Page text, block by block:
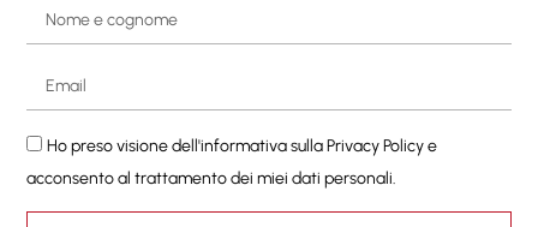
Ho preso visione dell'informativa sullaPrivacy Policye
acconsento al trattamento dei miei dati personali.